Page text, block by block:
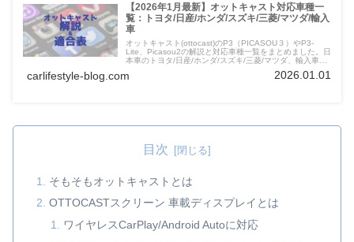
【2026年1月最新】オットキャスト対応車種一
覧：トヨタ/日産/ホンダ/スズキ/三菱/マツダ/輸入
車
オットキャスト(ottocast)のP3（PICASOU３）やP3-
Lite、Picasou2の解説と対応車種一覧をまとめました。日
本車のトヨタ/日産/ホンダ/スズキ/三菱/マツダ、輸入車も
ください。
carlifestyle-blog.com 2026.01.01
目次
そもそもオットキャストとは
OTTOCASTスクリーン 車載ディスプレイとは
ワイヤレスCarPlay/Android Autoに対応